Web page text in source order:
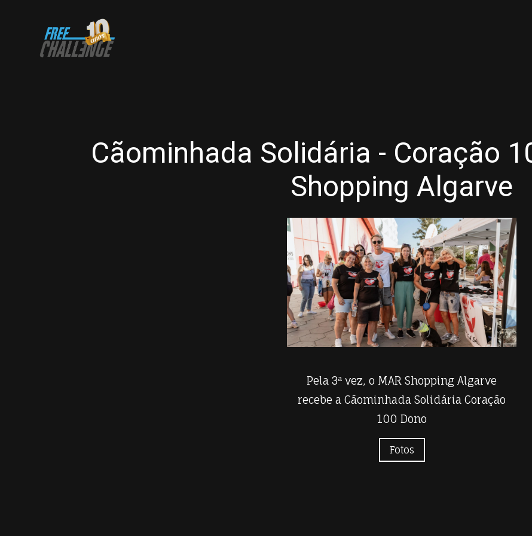
Cãominhada Solidária - Coração
Shopping Algarve
Pela 3ª vez, o MAR Shopping Algarve
recebe a Cãominhada Solidária Coração
100 Dono
Fotos